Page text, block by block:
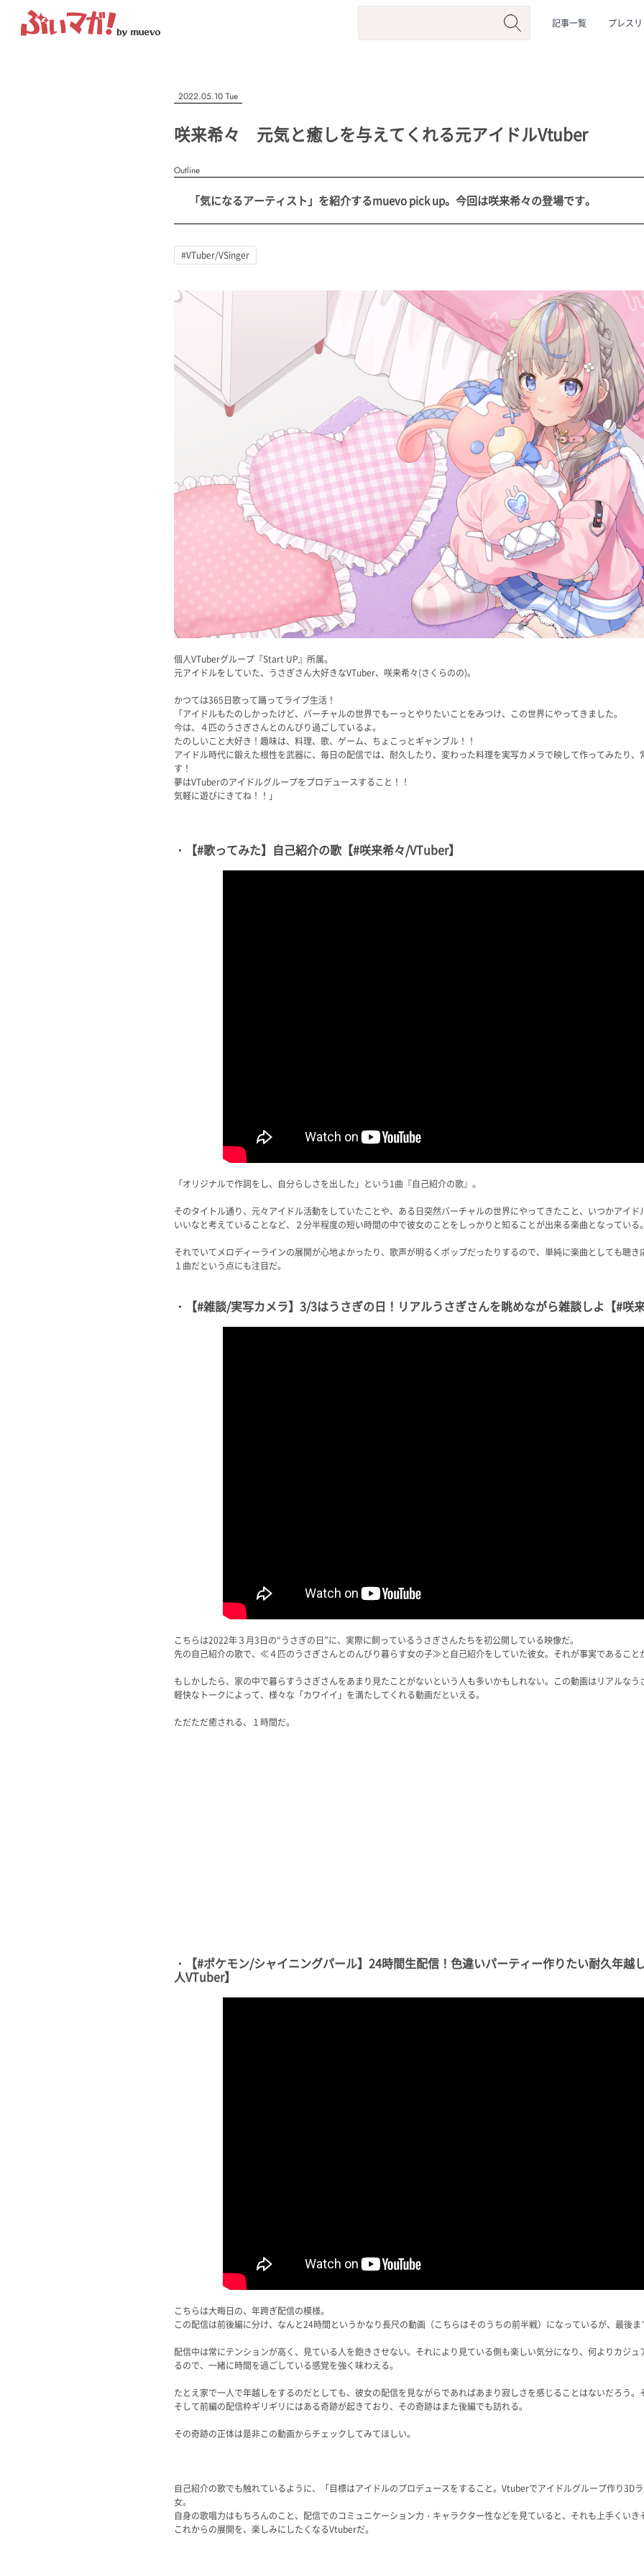
記事一覧 プレス
#女性 #バ美肉 #男の娘 #獣系 #動物系 #企業公式 #個人勢 #Vtuberグループ
“推しへの応援を形にする”VTuber専門メディア
2022.05.10 Tue
咲来希々 元気と癒しを与えてくれる元アイドルVtuber
Outline
「気になるアーティスト」を紹介するmuevo pick up。今回は咲来希々の登場です。
#VTuber/VSinger
個人VTuberグループ『Start UP』所属。
元アイドルをしていた、うさぎさん大好きなVTuber、咲来希々(さくらのの)。
かつては365日歌って踊ってライブ生活！
「アイドルもたのしかったけど、バーチャルの世界でもーっとやりたいことをみつけ、この世界にやってきました。
今は、４匹のうさぎさんとのんびり過ごしているよ。
たのしいこと大好き！趣味は、料理、歌、ゲーム、ちょこっとギャンブル！！
アイドル時代に鍛えた根性を武器に、毎日の配信では、耐久したり、変わった料理を実写カメラで映して作ってみたり
す！
夢はVTuberのアイドルグループをプロデュースすること！！
気軽に遊びにきてね！！」
・【#歌ってみた】自己紹介の歌【#咲来希々/VTuber】
「オリジナルで作詞をし、自分らしさを出した」という1曲『自己紹介の歌』。
そのタイトル通り、元々アイドル活動をしていたことや、ある日突然バーチャルの世界にやってきたこと、いつかアイ
いいなと考えていることなど、２分半程度の短い時間の中で彼女のことをしっかりと知ることが出来る楽曲となっている。
それでいてメロディーラインの展開が心地よかったり、歌声が明るくポップだったりするので、単純に楽曲としても聴
１曲だという点にも注目だ。
・【#雑談/実写カメラ】3/3はうさぎの日！リアルうさぎさんを眺めながら雑談しよ【#咲
こちらは2022年３月3日の“うさぎの日”に、実際に飼っているうさぎさんたちを初公開している映像だ。
先の自己紹介の歌で、≪４匹のうさぎさんとのんびり暮らす女の子≫と自己紹介をしていた彼女。それが事実であること
もしかしたら、家の中で暮らすうさぎさんをあまり見たことがないという人も多いかもしれない。この動画はリアルな
軽快なトークによって、様々な「カワイイ」を満たしてくれる動画だといえる。
ただただ癒される、１時間だ。
・【#ポケモン/シャイニングパール】24時間生配信！色違いパーティー作りたい耐久年越
人VTuber】
こちらは大晦日の、年跨ぎ配信の模様。
この配信は前後編に分け、なんと24時間というかなり長尺の動画（こちらはそのうちの前半戦）になっているが、最後ま
配信中は常にテンションが高く、見ている人を飽きさせない。それにより見ている側も楽しい気分になり、何よりカジ
るので、一緒に時間を過ごしている感覚を強く味わえる。
たとえ家で一人で年越しをするのだとしても、彼女の配信を見ながらであればあまり寂しさを感じることはないだろう。
そして前編の配信枠ギリギリにはある奇跡が起きており、その奇跡はまた後編でも訪れる。
その奇跡の正体は是非この動画からチェックしてみてほしい。
自己紹介の歌でも触れているように、「目標はアイドルのプロデュースをすること。Vtuberでアイドルグループ作り3D
女。
自身の歌唱力はもちろんのこと、配信でのコミュニケーション力・キャラクター性などを見ていると、それも上手くいき
これからの展開を、楽しみにしたくなるVtuberだ。